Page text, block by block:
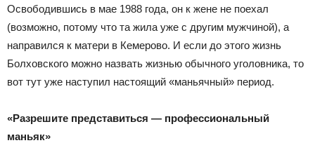
Освободившись в мае 1988 года, он к жене не поехал
(возможно, потому что та жила уже с другим мужчиной), а
направился к матери в Кемерово. И если до этого жизнь
Болховского можно назвать жизнью обычного уголовника, то
вот тут уже наступил настоящий «маньячный» период.
«Разрешите представиться — профессиональный
маньяк»